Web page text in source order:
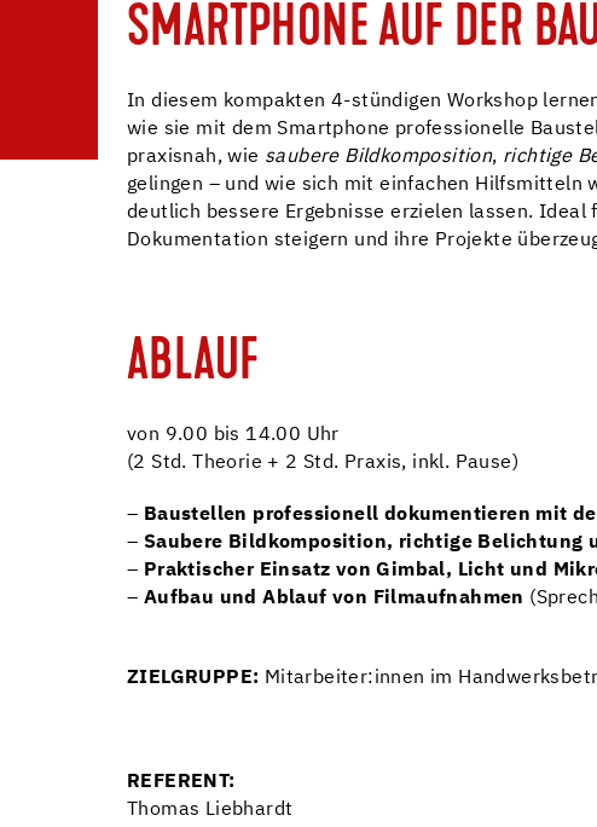
SMARTPHONE AUF DER
In diesem kompakten 4-stündigen Workshop
wie sie mit dem Smartphone professionelle
praxisnah, wie saubere Bildkomposition, richtige
gelingen – und wie sich mit einfachen Hilfsmitteln
deutlich bessere Ergebnisse erzielen lassen.
Dokumentation steigern und ihre Projekte
ABLAUF
von 9.00 bis 14.00 Uhr
(2 Std. Theorie + 2 Std. Praxis, inkl. Pause)
– Baustellen professionell dokumentieren mit
– Saubere Bildkomposition, richtige Belichtung
– Praktischer Einsatz von Gimbal, Licht und
– Aufbau und Ablauf von Filmaufnahmen
ZIELGRUPPE: Mitarbeiter:innen im
REFERENT:
Thomas Liebhardt